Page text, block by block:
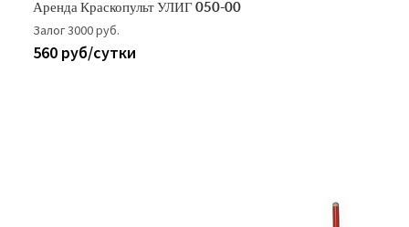
Аренда Краскопульт УЛИГ 050-00
Залог 3000 руб.
560 руб/сутки